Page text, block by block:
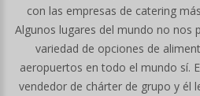
con las empresas de catering
Algunos lugares del mundo no nos
variedad de opciones de
aeropuertos en todo el mundo sí.
vendedor de chárter de grupo y él